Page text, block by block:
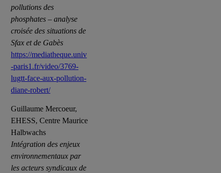
pollutions des
phosphates – analyse
croisée des situations de
Sfax et de Gabès
https://mediatheque.univ
-paris1.fr/video/3769-
lugtt-face-aux-pollution-
diane-robert/
Guillaume Mercoeur,
EHESS, Centre Maurice
Halbwachs
Intégration des enjeux
environnementaux par
les acteurs syndicaux de